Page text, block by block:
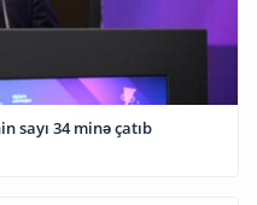
sayı 34 minə çatıb